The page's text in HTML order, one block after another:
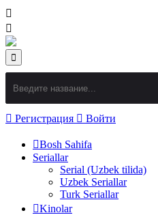
Регистрация Войти
Bosh Sahifa
Seriallar
Serial (Uzbek tilida)
Uzbek Seriallar
Turk Seriallar
Kinolar